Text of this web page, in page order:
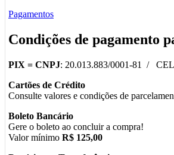
Pagamentos
Condições de pagamento
PIX = CNPJ: 20.013.883/0001-81 /
Cartões de Crédito
Consulte valores e condições de
Boleto Bancário
Gere o boleto ao concluir a compra!
Valor mínimo R$ 125,00